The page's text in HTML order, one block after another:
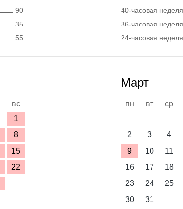
90
35
55
40-часовая неделя
36-часовая неделя
24-часовая неделя
вс
1
8
15
22
Март
пн вт ср
2
3 4
9
10 11
16
17 18
23
24 25
30
31